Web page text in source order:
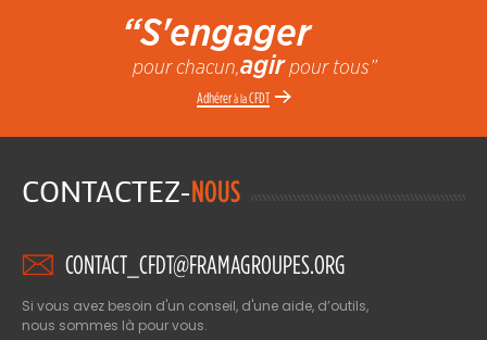
“S'engager
pour chacun,agirpour tous”
Adhérerà laCFDT
CONTACTEZ-NOUS
CONTACT_CFDT@FRAMAGROUPES.ORG
Si vous avez besoin d'un conseil, d'une aide, d’outils,
nous sommes là pour vous.